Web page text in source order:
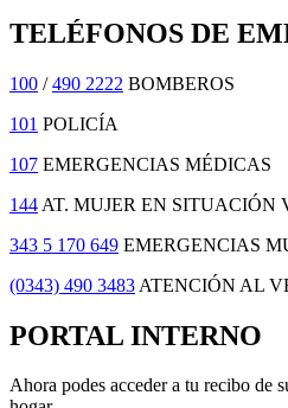
TELÉFONOS DE
100 /490 2222 BOMBEROS
101 POLICÍA
107 EMERGENCIAS MÉDICAS
144 AT. MUJER EN SITUACIÓN
343 5 170 649 EMERGENCIAS
(0343) 490 3483 ATENCIÓN AL
PORTAL INTERNO
Ahora podes acceder a tu recibo de